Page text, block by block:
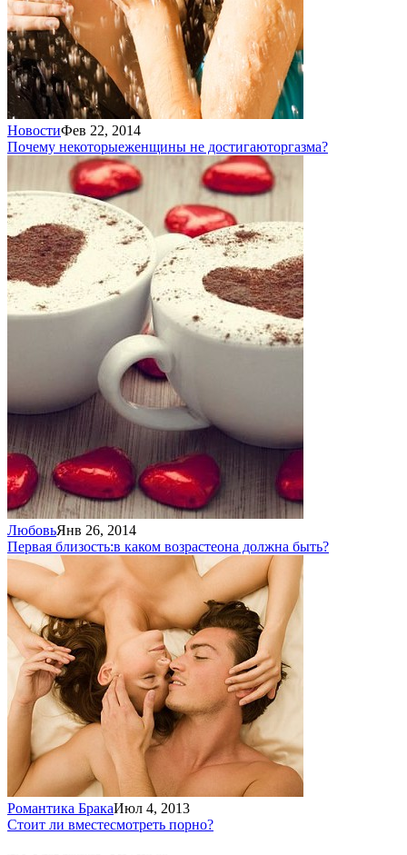
НовостиФев 22, 2014
Почему некоторыеженщины не достигаюторгазма?
ЛюбовьЯнв 26, 2014
Первая близость:в каком возрастеона должна быть?
Романтика БракаИюл 4, 2013
Стоит ли вместесмотреть порно?